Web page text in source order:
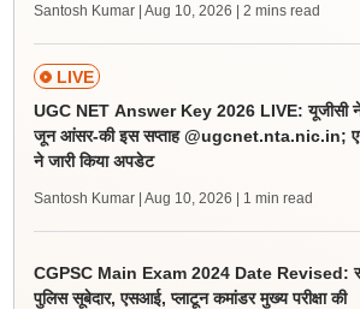
Santosh Kumar | Aug 10, 2026 | 2 mins read
LIVE
UGC NET Answer Key 2026 LIVE: यूजीसी
जून आंसर-की इस सप्ताह @ugcnet.nta.nic.in;
ने जारी किया अपडेट
Santosh Kumar | Aug 10, 2026 | 1 min read
CGPSC Main Exam 2024 Date Revised:
पुलिस सूबेदार, एसआई, प्लाटून कमांडर मुख्य परीक्षा की